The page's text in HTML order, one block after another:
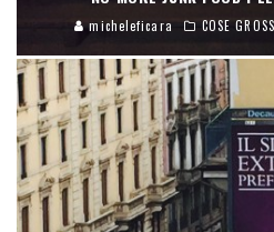
micheleficara COSE